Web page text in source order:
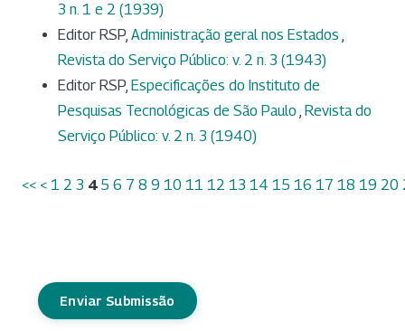
3 n. 1 e 2 (1939)
Editor RSP, Administração geral nos Estados ,
Revista do Serviço Público: v. 2 n. 3 (1943)
Editor RSP, Especificações do Instituto de
Pesquisas Tecnológicas de São Paulo , Revista do
Serviço Público: v. 2 n. 3 (1940)
<< < 1 2 3 4 5 6 7 8 9 10 11 12 13 14 15 16 17 18 19 20
Enviar Submissão